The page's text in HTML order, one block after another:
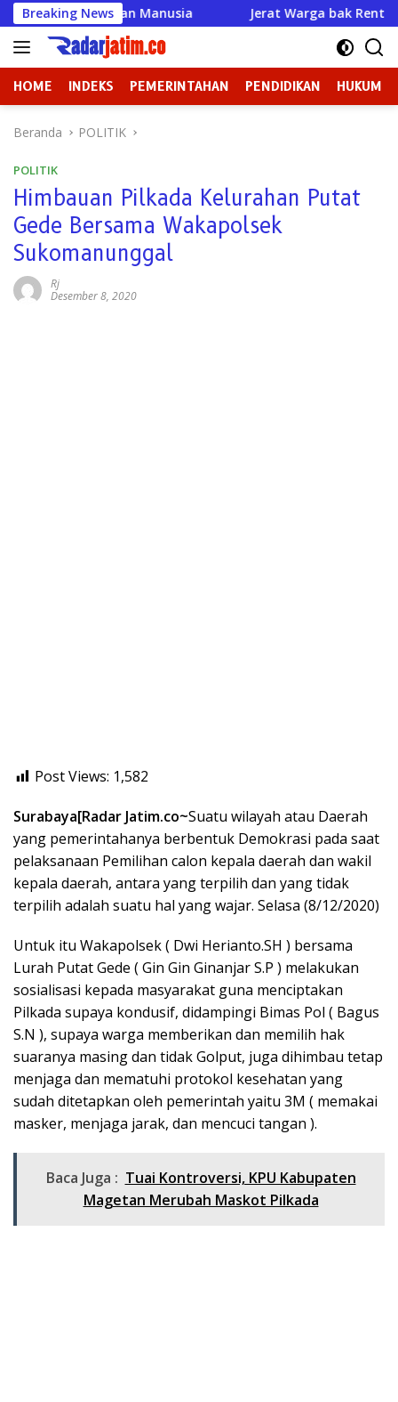
Langsung
ke
konten
Breaking NewsManusia Jerat Warga bak Rentenir
HOME INDEKS PEMERINTAHAN PENDIDIKAN HUKUM
Beranda POLITIK
POLITIK
Himbauan Pilkada Kelurahan Putat
Gede Bersama Wakapolsek
Sukomanunggal
Rj
Desember 8, 2020
Post Views: 1,582
Surabaya[Radar Jatim.co~Suatu wilayah atau Daerah
yang pemerintahanya berbentuk Demokrasi pada saat
pelaksanaan Pemilihan calon kepala daerah dan wakil
kepala daerah, antara yang terpilih dan yang tidak
terpilih adalah suatu hal yang wajar. Selasa (8/12/2020)
Untuk itu Wakapolsek ( Dwi Herianto.SH ) bersama
Lurah Putat Gede ( Gin Gin Ginanjar S.P ) melakukan
sosialisasi kepada masyarakat guna menciptakan
Pilkada supaya kondusif, didampingi Bimas Pol ( Bagus
S.N ), supaya warga memberikan dan memilih hak
suaranya masing dan tidak Golput, juga dihimbau tetap
menjaga dan mematuhi protokol kesehatan yang
sudah ditetapkan oleh pemerintah yaitu 3M ( memakai
masker, menjaga jarak, dan mencuci tangan ).
Baca Juga : Tuai Kontroversi, KPU Kabupaten
Magetan Merubah Maskot Pilkada